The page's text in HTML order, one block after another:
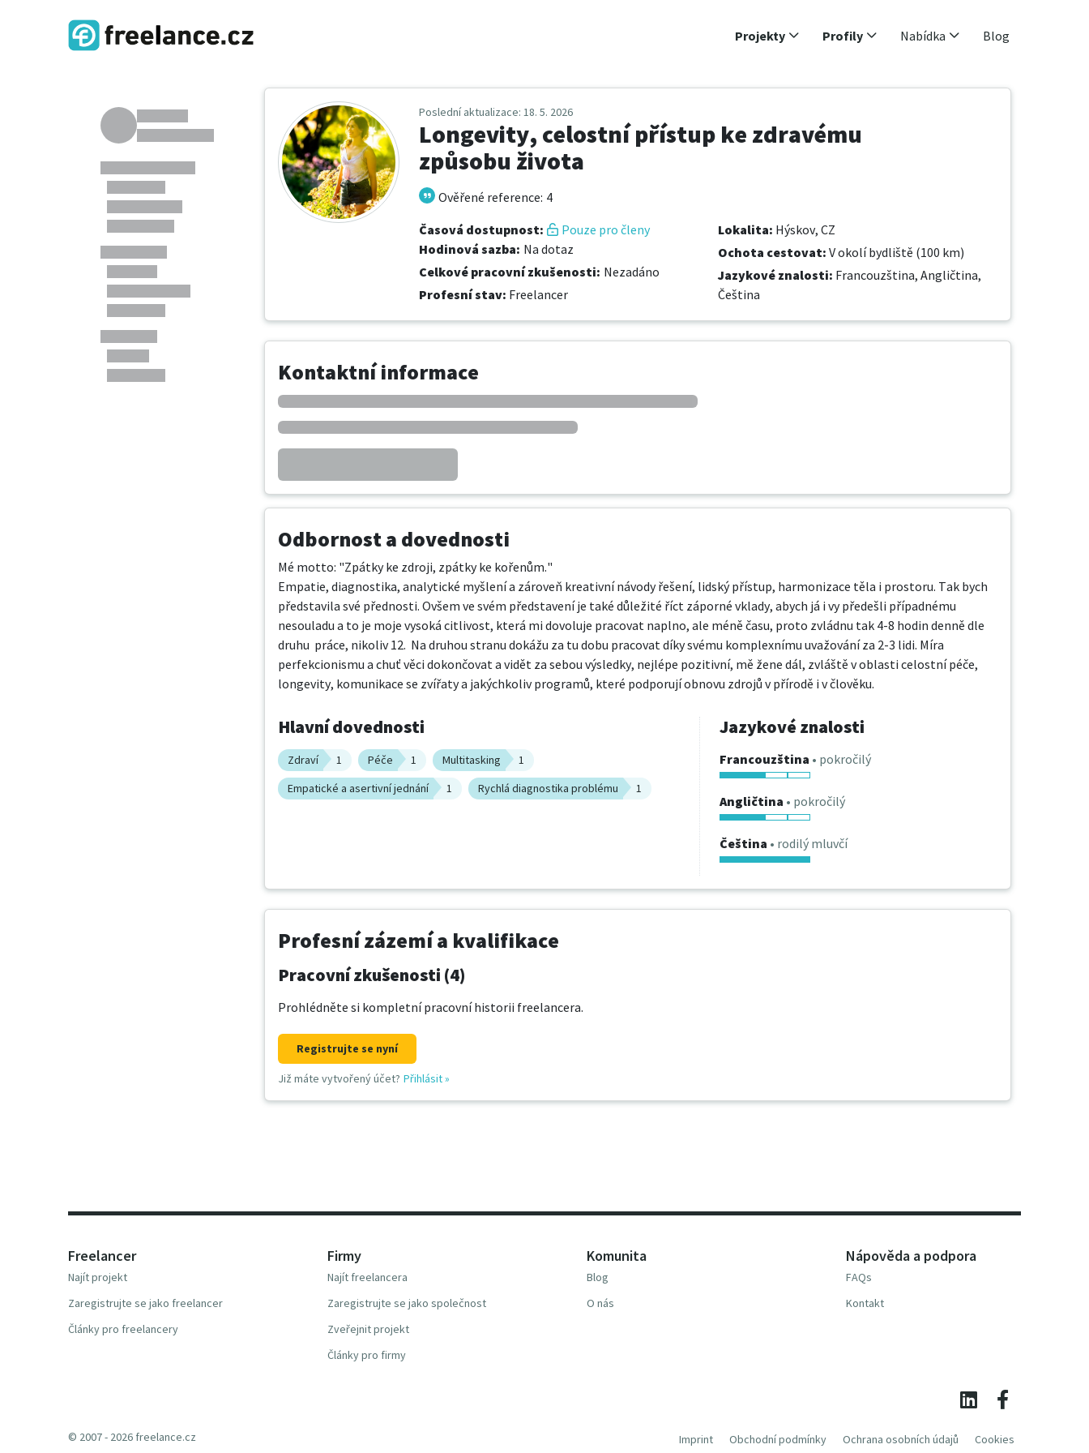
Projekty Profily Nabídka Blog
Poslední aktualizace: 18. 5. 2026
Longevity, celostní přístup ke zdravému
způsobu života
Ověřené reference: 4
Časová dostupnost:
Pouze pro členy
Hodinová sazba: Na dotaz
Celkové pracovní zkušenosti: Nezadáno
Profesní stav: Freelancer
Lokalita: Hýskov, CZ
Ochota cestovat: V okolí bydliště (100 km)
Jazykové znalosti: Francouzština, Angličtina,
Čeština
Kontaktní informace
Odbornost a dovednosti
Mé motto: "Zpátky ke zdroji, zpátky ke kořenům."
Empatie, diagnostika, analytické myšlení a zároveň kreativní návody řešení, lidský přístup, harmonizace těla i prostoru. Tak bych
představila své přednosti. Ovšem ve svém představení je také důležité říct záporné vklady, abych já i vy předešli případnému
nesouladu a to je moje vysoká citlivost, která mi dovoluje pracovat naplno, ale méně času, proto zvládnu tak 4-8 hodin denně dle
druhu  práce, nikoliv 12.  Na druhou stranu dokážu za tu dobu pracovat díky svému komplexnímu uvažování za 2-3 lidi. Míra
perfekcionismu a chuť věci dokončovat a vidět za sebou výsledky, nejlépe pozitivní, mě žene dál, zvláště v oblasti celostní péče,
longevity, komunikace se zvířaty a jakýchkoliv programů, které podporují obnovu zdrojů v přírodě i v člověku.
Hlavní dovednosti
Zdraví 1 Péče 1 Multitasking
1
Empatické a asertivní jednání
1 Rychlá diagnostika problému 1
Jazykové znalosti
Francouzština • pokročilý
Angličtina • pokročilý
Čeština • rodilý mluvčí
Profesní zázemí a kvalifikace
Pracovní zkušenosti (4)
Prohlédněte si kompletní pracovní historii freelancera.
Registrujte se nyní
Již máte vytvořený účet? Přihlásit»
Freelancer
Najít projekt
Zaregistrujte se jako freelancer
Články pro freelancery
Firmy
Najít freelancera
Zaregistrujte se jako společnost
Zveřejnit projekt
Články pro firmy
Komunita
Blog
O nás
Nápověda a podpora
FAQs
Kontakt
Imprint Obchodní podmínky Ochrana osobních údajů Cookies
© 2007 - 2026 freelance.cz